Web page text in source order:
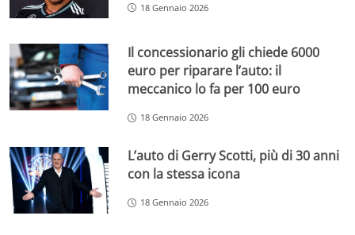
18 Gennaio 2026
Il concessionario gli chiede 6000
euro per riparare l’auto: il
meccanico lo fa per 100 euro
18 Gennaio 2026
L’auto di Gerry Scotti, più di 30 anni
con la stessa icona
18 Gennaio 2026